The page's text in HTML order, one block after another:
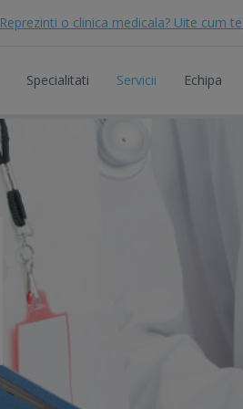
Reprezinti o clinica medicala? Uite cum
Specialitati Servicii Echipa